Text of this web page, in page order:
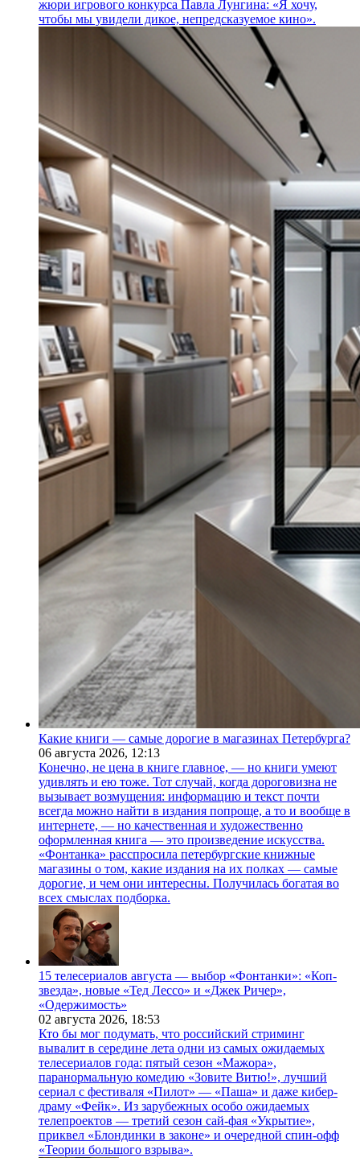
жюри игрового конкурса Павла Лунгина: «Я хочу,
чтобы мы увидели дикое, непредсказуемое кино».
Какие книги — самые дорогие в магазинах Петербурга?
06 августа 2026, 12:13
Конечно, не цена в книге главное, — но книги умеют
удивлять и ею тоже. Тот случай, когда дороговизна не
вызывает возмущения: информацию и текст почти
всегда можно найти в издания попроще, а то и вообще в
интернете, — но качественная и художественно
оформленная книга — это произведение искусства.
«Фонтанка» расспросила петербургские книжные
магазины о том, какие издания на их полках — самые
дорогие, и чем они интересны. Получилась богатая во
всех смыслах подборка.
15 телесериалов августа — выбор «Фонтанки»: «Коп-
звезда», новые «Тед Лессо» и «Джек Ричер»,
«Одержимость»
02 августа 2026, 18:53
Кто бы мог подумать, что российский стриминг
вывалит в середине лета одни из самых ожидаемых
телесериалов года: пятый сезон «Мажора»,
паранормальную комедию «Зовите Витю!», лучший
сериал с фестиваля «Пилот» — «Паша» и даже кибер-
драму «Фейк». Из зарубежных особо ожидаемых
телепроектов — третий сезон сай-фая «Укрытие»,
приквел «Блондинки в законе» и очередной спин-офф
«Теории большого взрыва».